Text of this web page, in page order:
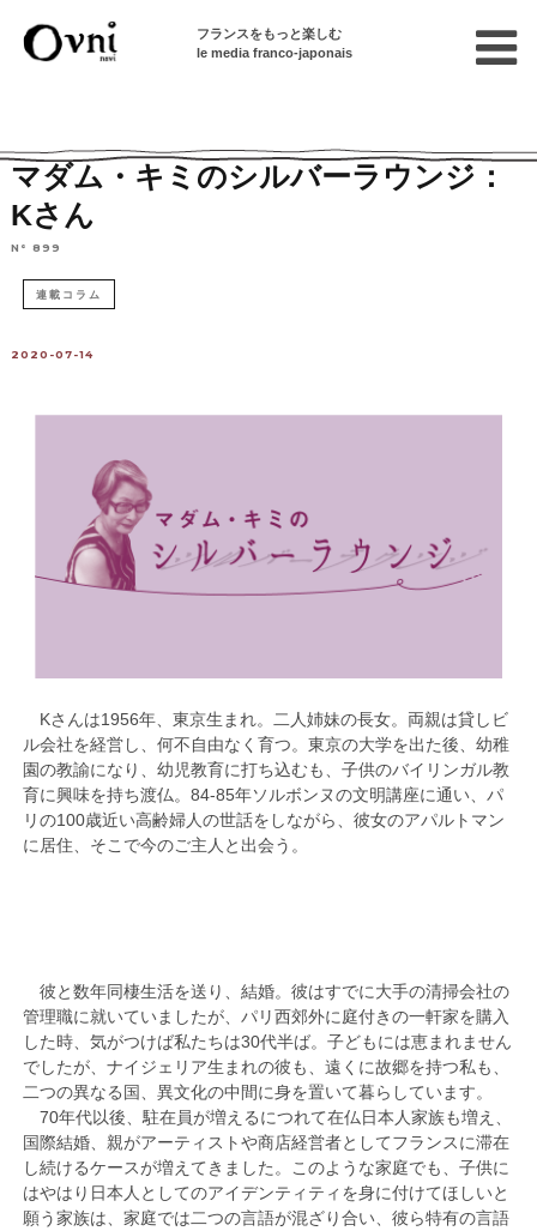
フランスをもっと楽しむ
le media franco-japonais
マダム・キミのシルバーラウンジ：
Kさん
N° 899
連載コラム
2020-07-14
Kさんは1956年、東京生まれ。二人姉妹の長女。両親は貸しビ
ル会社を経営し、何不自由なく育つ。東京の大学を出た後、幼稚
園の教諭になり、幼児教育に打ち込むも、子供のバイリンガル教
育に興味を持ち渡仏。84-85年ソルボンヌの文明講座に通い、パ
リの100歳近い高齢婦人の世話をしながら、彼女のアパルトマン
に居住、そこで今のご主人と出会う。
彼と数年同棲生活を送り、結婚。彼はすでに大手の清掃会社の
管理職に就いていましたが、パリ西郊外に庭付きの一軒家を購入
した時、気がつけば私たちは30代半ば。子どもには恵まれません
でしたが、ナイジェリア生まれの彼も、遠くに故郷を持つ私も、
二つの異なる国、異文化の中間に身を置いて暮らしています。
70年代以後、駐在員が増えるにつれて在仏日本人家族も増え、
国際結婚、親がアーティストや商店経営者としてフランスに滞在
し続けるケースが増えてきました。このような家庭でも、子供に
はやはり日本人としてのアイデンティティを身に付けてほしいと
願う家族は、家庭では二つの言語が混ざり合い、彼ら特有の言語